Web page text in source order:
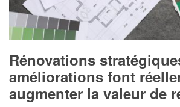
Rénovations
améliorations font
augmenter la valeur de